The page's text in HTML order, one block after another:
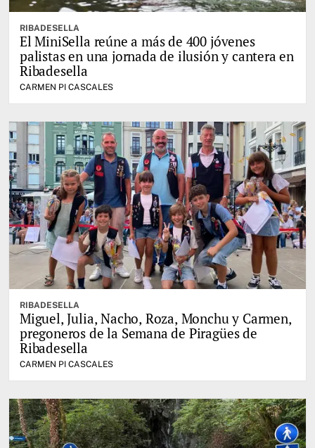
RIBADESELLA
El MiniSella reúne a más de 400 jóvenes
palistas en una jornada de ilusión y cantera en
Ribadesella
CARMEN PI CASCALES
RIBADESELLA
Miguel, Julia, Nacho, Roza, Monchu y Carmen,
pregoneros de la Semana de Piragües de
Ribadesella
CARMEN PI CASCALES